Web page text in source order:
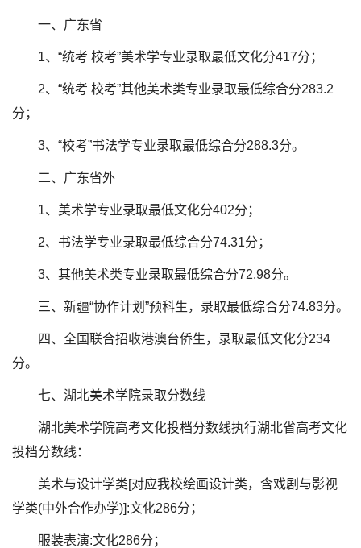
一、广东省
1、“统考 校考”美术学专业录取最低文化分417分；
2、“统考 校考”其他美术类专业录取最低综合分283.2
分；
3、“校考”书法学专业录取最低综合分288.3分。
二、广东省外
1、美术学专业录取最低文化分402分；
2、书法学专业录取最低综合分74.31分；
3、其他美术类专业录取最低综合分72.98分。
三、新疆“协作计划”预科生，录取最低综合分74.83分。
四、全国联合招收港澳台侨生，录取最低文化分234
分。
七、湖北美术学院录取分数线
湖北美术学院高考文化投档分数线执行湖北省高考文化
投档分数线：
美术与设计学类[对应我校绘画设计类，含戏剧与影视
学类(中外合作办学)]:文化286分；
服装表演:文化286分；